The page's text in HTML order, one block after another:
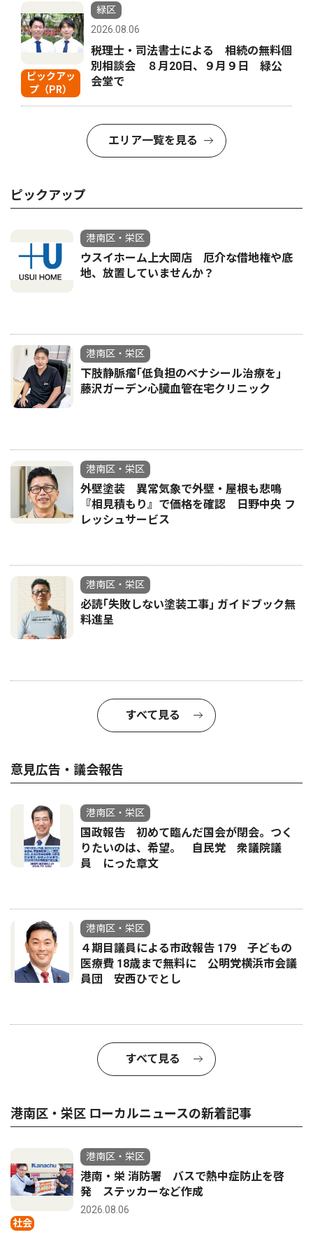
ピックアッ
プ（PR）
緑区
2026.08.06
税理士・司法書士による 相続の無料個
別相談会 ８月20日、９月９日 緑公
会堂で
エリア一覧を見る
ピックアップ
港南区・栄区
ウスイホーム上大岡店 厄介な借地権や底
地、放置していませんか？
港南区・栄区
下肢静脈瘤｢低負担のベナシール治療を｣
藤沢ガーデン心臓血管在宅クリニック
港南区・栄区
外壁塗装 異常気象で外壁・屋根も悲鳴
『相見積もり』で価格を確認 日野中央 フ
レッシュサービス
港南区・栄区
必読｢失敗しない塗装工事｣ ガイドブック無
料進呈
すべて見る
意見広告・議会報告
港南区・栄区
国政報告 初めて臨んだ国会が閉会。つく
りたいのは、希望。 自民党 衆議院議
員 にった章文
港南区・栄区
４期目議員による市政報告 179 子どもの
医療費 18歳まで無料に 公明党横浜市会議
員団 安西ひでとし
すべて見る
港南区・栄区 ローカルニュースの新着記事
社会
港南区・栄区
港南・栄 消防署 バスで熱中症防止を啓
発 ステッカーなど作成
2026.08.06